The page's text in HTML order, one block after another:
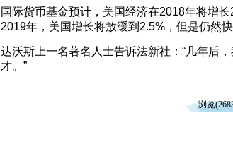
国际货币基金预计，美国经济在2018年将增
2019年，美国增长将放缓到2.5%，但是仍然
达沃斯上一名著名人士告诉法新社：“几年后
才。”
浏览